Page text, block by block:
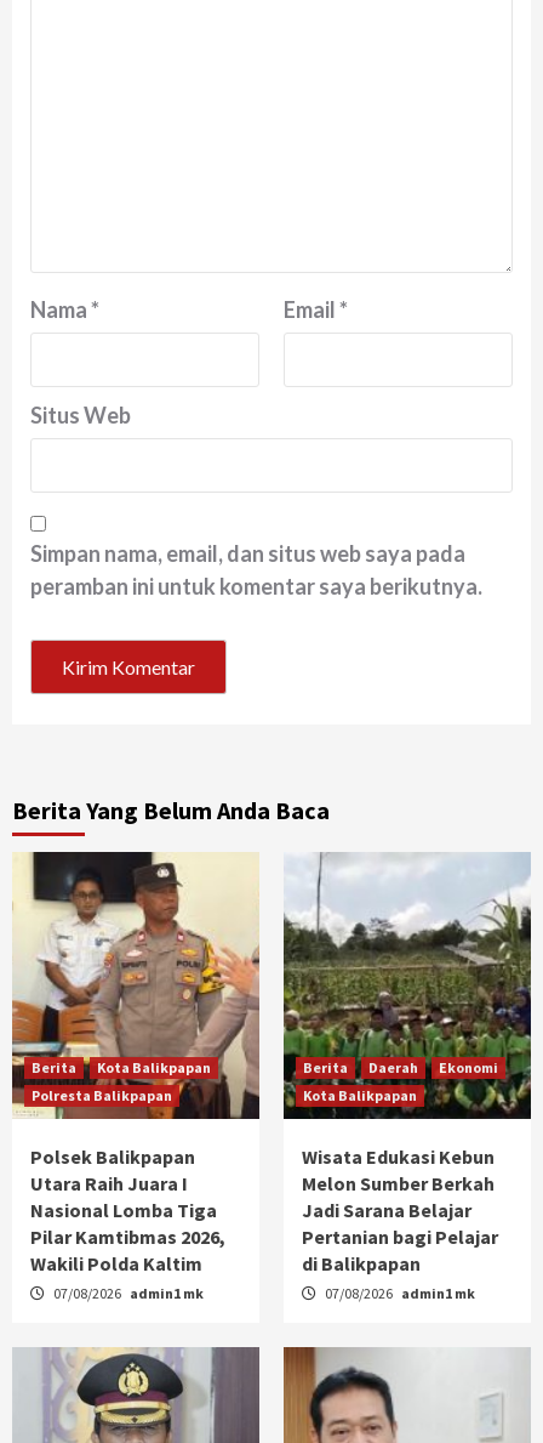
Nama* Email*
Situs Web
Simpan nama, email, dan situs web saya pada
peramban ini untuk komentar saya berikutnya.
Berita Yang Belum Anda Baca
Berita
Kota Balikpapan
Polresta Balikpapan
Polsek Balikpapan
Utara Raih Juara I
Nasional Lomba Tiga
Pilar Kamtibmas 2026,
Wakili Polda Kaltim
07/08/2026 admin1 mk
Berita Daerah
Ekonomi
Kota Balikpapan
Wisata Edukasi Kebun
Melon Sumber Berkah
Jadi Sarana Belajar
Pertanian bagi Pelajar
di Balikpapan
07/08/2026 admin1 mk